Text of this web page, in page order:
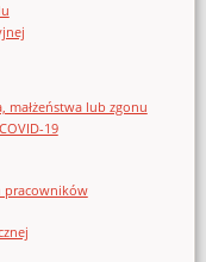
lub zgonu
19
pracowników